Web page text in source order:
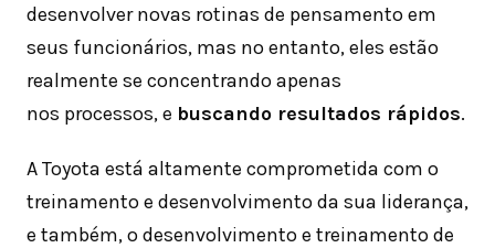
desenvolver novas rotinas de pensamento em
seus funcionários, mas no entanto, eles estão
realmente se concentrando apenas
nos processos, e buscando resultados rápidos.
A Toyota está altamente comprometida com o
treinamento e desenvolvimento da sua liderança,
e também, o desenvolvimento e treinamento de